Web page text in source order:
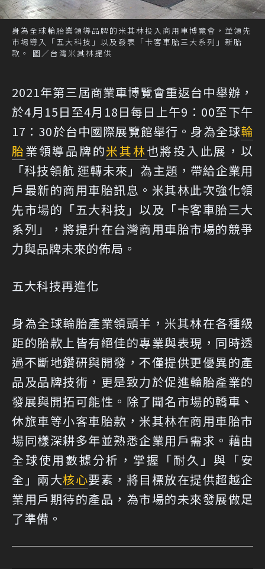
身為全球輪胎業領導品牌的米其林投入商用車博覽會，並領先
市場導入「五大科技」以及發表「卡客車胎三大系列」新胎
款。 圖／台灣米其林提供
2021年第三屆商業車博覽會重返台中舉辦，
於4月15日至4月18日每日上午9：00至下午
17：30於台中國際展覽館舉行。身為全球輪
胎業領導品牌的米其林也將投入此展，以
「科技領航 運轉未來」為主題，帶給企業用
戶最新的商用車胎訊息。米其林此次強化領
先市場的「五大科技」以及「卡客車胎三大
系列」，將提升在台灣商用車胎市場的競爭
力與品牌未來的佈局。
五大科技再進化
身為全球輪胎產業領頭羊，米其林在各種級
距的胎款上皆有絕佳的專業與表現，同時透
過不斷地鑽研與開發，不僅提供更優異的產
品及品牌技術，更是致力於促進輪胎產業的
發展與開拓可能性。除了聞名市場的轎車、
休旅車等小客車胎款，米其林在商用車胎市
場同樣深耕多年並熟悉企業用戶需求。藉由
全球使用數據分析，掌握「耐久」與「安
全」兩大核心要素，將目標放在提供超越企
業用戶期待的產品，為市場的未來發展做足
了準備。